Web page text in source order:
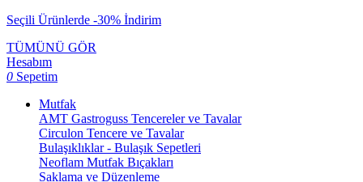
Seçili Ürünlerde -30% İndirim
TÜMÜNÜ GÖR
Hesabım
0 Sepetim
Mutfak
AMT Gastroguss Tencereler ve Tavalar
Circulon Tencere ve Tavalar
Bulaşıklıklar - Bulaşık Sepetleri
Neoflam Mutfak Bıçakları
Saklama ve Düzenleme